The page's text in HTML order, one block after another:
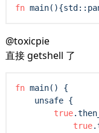
fn main(){std ::
@toxicpie
直接 getshell 了
fn main() {
unsafe {
true
true